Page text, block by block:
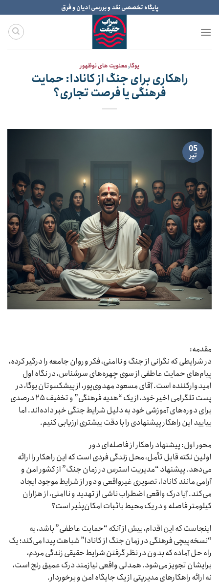
to
content
پایگاه تخصصی نقد و بررسی ادیان و فرق
یوگا,معنویت های نوظهور
راهکاری برای جنگ از کانادا: حمایت
فرهنگی یا فرصت تجاری؟
05
تیر
مقدمه:
در شرایطی که نگرانی از جنگ و ناامنی، فکر و روان جامعه را درگیر کرده،
پیام‌های حمایت عاطفی از سوی چهره‌های سرشناس، در نگاه اول
امیدوارکننده است. آقای مسعود مهدوی‌پور، از پیشکسوتان یوگا، در
پست تلگرامی اخیر خود، از یک “هدیه فرهنگی” و تخفیف ۲۵ درصدی
برای دوره‌های آموزشی خود به دلیل شرایط جنگی خبر داده‌اند. اما
بیایید این راهکار پیشنهادی را با دقت بیشتری ارزیابی کنیم.
محور اول: پیشنهاد راهکار از فاصله‌ای دور
اولین نکته قابل تأمل، محل زندگی فردی است که این راهکار را ارائه
می‌دهد. پیشنهاد “مدیریت استرس در زمان جنگ” از کشور امن و
آرامی مانند کانادا، تصویری غیرواقعی و دور از شرایط موجود ایجاد
می‌کند. آیا درک واقعی اضطراب ناشی از تهدید و ناامنی، از هزاران
کیلومتر فاصله و در یک محیط باثبات امکان‌پذیر است؟
اینجاست که این اقدام، بیش از آنکه “حمایت عاطفی” باشد، به
“نسخه‌پیچی فرهنگی در زمان جنگ از کانادا” شباهت پیدا می‌کند؛ یک
راه حل آماده که بدون در نظر گرفتن شرایط حقیقی زندگی مردم،
برایشان تجویز می‌شود. همدلی واقعی نیازمند درک عمیق رنج است،
نه ارائه راهکارهای مدیریتی از یک جایگاه امن و برخوردار.